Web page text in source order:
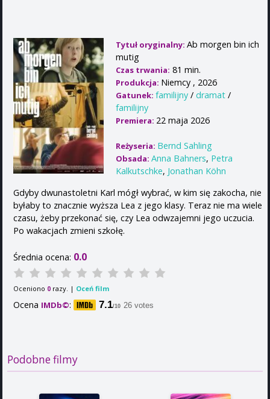
Tytuł oryginalny: Ab morgen bin ich
mutig
Czas trwania: 81 min.
Produkcja: Niemcy , 2026
Gatunek: familijny / dramat /
familijny
Premiera: 22 maja 2026
Reżyseria: Bernd Sahling
Obsada: Anna Bahners, Petra
Kalkutschke, Jonathan Köhn
Gdyby dwunastoletni Karl mógł wybrać, w kim się zakocha, nie
byłaby to znacznie wyższa Lea z jego klasy. Teraz nie ma wiele
czasu, żeby przekonać się, czy Lea odwzajemni jego uczucia.
Po wakacjach zmieni szkołę.
Średnia ocena: 0.0
Oceniono 0 razy. | Oceń film
Ocena IMDb©: 7.1/10 26 votes
Podobne filmy